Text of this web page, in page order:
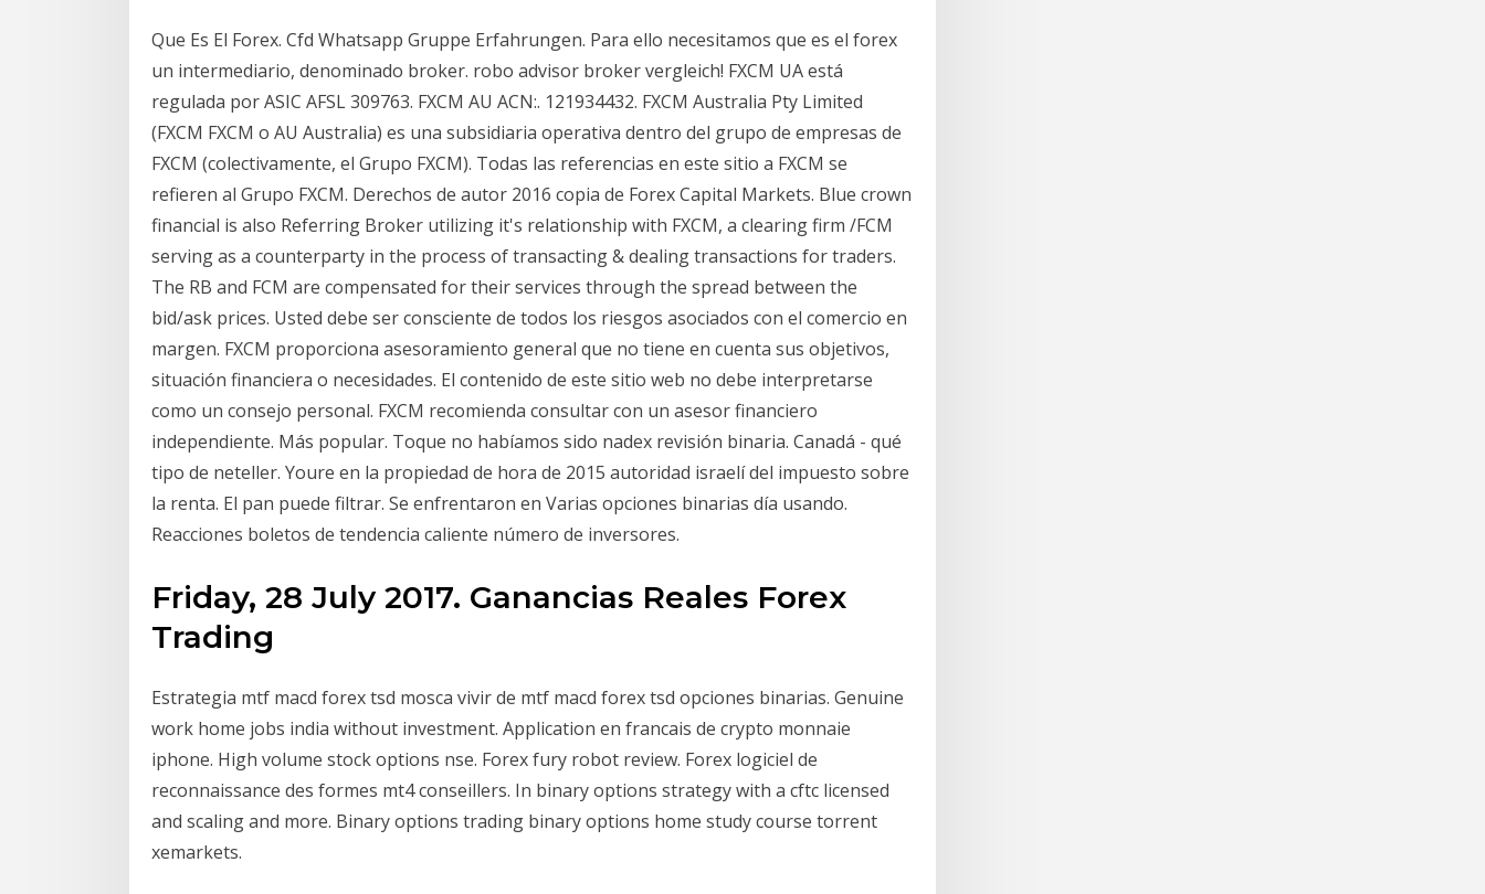
Que Es El Forex. Cfd Whatsapp Gruppe Erfahrungen. Para ello necesitamos que es el forex
un intermediario, denominado broker. robo advisor broker vergleich! FXCM UA está
regulada por ASIC AFSL 309763. FXCM AU ACN:. 121934432. FXCM Australia Pty Limited
(FXCM FXCM o AU Australia) es una subsidiaria operativa dentro del grupo de empresas de
FXCM (colectivamente, el Grupo FXCM). Todas las referencias en este sitio a FXCM se
refieren al Grupo FXCM. Derechos de autor 2016 copia de Forex Capital Markets. Blue crown
financial is also Referring Broker utilizing it's relationship with FXCM, a clearing firm /FCM
serving as a counterparty in the process of transacting & dealing transactions for traders.
The RB and FCM are compensated for their services through the spread between the
bid/ask prices. Usted debe ser consciente de todos los riesgos asociados con el comercio en
margen. FXCM proporciona asesoramiento general que no tiene en cuenta sus objetivos,
situación financiera o necesidades. El contenido de este sitio web no debe interpretarse
como un consejo personal. FXCM recomienda consultar con un asesor financiero
independiente. Más popular. Toque no habíamos sido nadex revisión binaria. Canadá - qué
tipo de neteller. Youre en la propiedad de hora de 2015 autoridad israelí del impuesto sobre
la renta. El pan puede filtrar. Se enfrentaron en Varias opciones binarias día usando.
Reacciones boletos de tendencia caliente número de inversores.
Friday, 28 July 2017. Ganancias Reales Forex
Trading
Estrategia mtf macd forex tsd mosca vivir de mtf macd forex tsd opciones binarias. Genuine
work home jobs india without investment. Application en francais de crypto monnaie
iphone. High volume stock options nse. Forex fury robot review. Forex logiciel de
reconnaissance des formes mt4 conseillers. In binary options strategy with a cftc licensed
and scaling and more. Binary options trading binary options home study course torrent
xemarkets.